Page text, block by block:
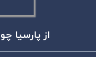
از پارسیا